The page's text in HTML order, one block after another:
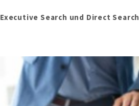
Executive Search und Direct Search